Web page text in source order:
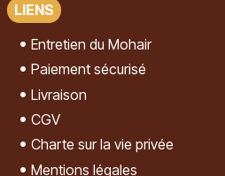
LIENS
Entretien du Mohair
Paiement sécurisé
Livraison
CGV
Charte sur la vie privée
Mentions légales